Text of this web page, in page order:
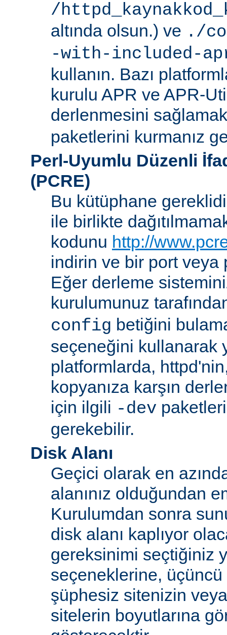
/
altında olsun.) ve ./
-with-included-
kullanın. Bazı
kurulu APR ve APR-
derlenmesini
paketlerini kurmanız
Perl-Uyumlu Düzenli
(PCRE)
Bu kütüphane
ile birlikte
kodunu http://
indirin ve bir port veya
Eğer derleme
kurulumunuz
config betiğini
seçeneğini kullanarak
platformlarda,
kopyanıza karşın
için ilgili -dev
gerekebilir.
Disk Alanı
Geçici olarak en
alanınız olduğundan
Kurulumdan sonra
disk alanı kaplıyor
gereksinimi seçtiğiniz
seçeneklerine,
şüphesiz sitenizin
sitelerin boyutlarına